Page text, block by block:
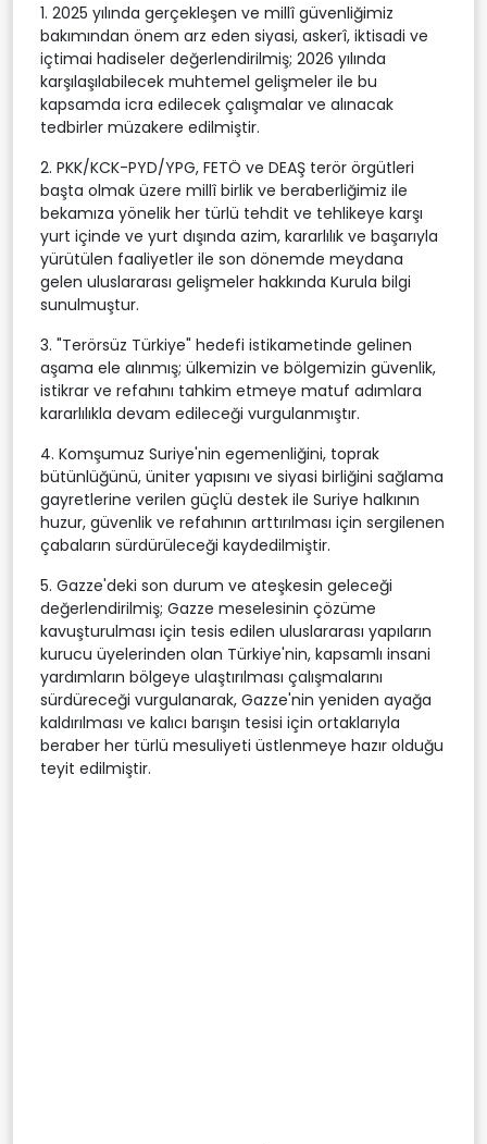
1. 2025 yılında gerçekleşen ve millî güvenliğimiz
bakımından önem arz eden siyasi, askerî, iktisadi ve
içtimai hadiseler değerlendirilmiş; 2026 yılında
karşılaşılabilecek muhtemel gelişmeler ile bu
kapsamda icra edilecek çalışmalar ve alınacak
tedbirler müzakere edilmiştir.
2. PKK/KCK-PYD/YPG, FETÖ ve DEAŞ terör örgütleri
başta olmak üzere millî birlik ve beraberliğimiz ile
bekamıza yönelik her türlü tehdit ve tehlikeye karşı
yurt içinde ve yurt dışında azim, kararlılık ve başarıyla
yürütülen faaliyetler ile son dönemde meydana
gelen uluslararası gelişmeler hakkında Kurula bilgi
sunulmuştur.
3. "Terörsüz Türkiye" hedefi istikametinde gelinen
aşama ele alınmış; ülkemizin ve bölgemizin güvenlik,
istikrar ve refahını tahkim etmeye matuf adımlara
kararlılıkla devam edileceği vurgulanmıştır.
4. Komşumuz Suriye'nin egemenliğini, toprak
bütünlüğünü, üniter yapısını ve siyasi birliğini sağlama
gayretlerine verilen güçlü destek ile Suriye halkının
huzur, güvenlik ve refahının arttırılması için sergilenen
çabaların sürdürüleceği kaydedilmiştir.
5. Gazze'deki son durum ve ateşkesin geleceği
değerlendirilmiş; Gazze meselesinin çözüme
kavuşturulması için tesis edilen uluslararası yapıların
kurucu üyelerinden olan Türkiye'nin, kapsamlı insani
yardımların bölgeye ulaştırılması çalışmalarını
sürdüreceği vurgulanarak, Gazze'nin yeniden ayağa
kaldırılması ve kalıcı barışın tesisi için ortaklarıyla
beraber her türlü mesuliyeti üstlenmeye hazır olduğu
teyit edilmiştir.